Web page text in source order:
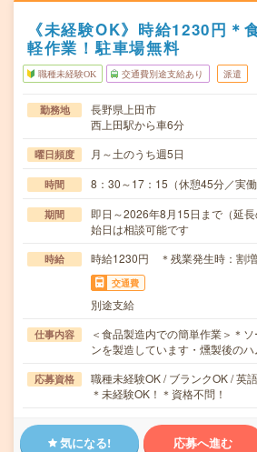
《未経験OK》時給1230円＊
軽作業！駐車場無料
職種未経験OK 交通費別途支給あり 派遣
勤務地
長野県上田市
西上田駅から車6分
曜日頻度 月～土のうち週5日
時間 8：30～17：15（休憩45分／実働
期間
即日～2026年8月15日まで（延
始日は相談可能です
時給 時給1230円 ＊残業発生時：割
交通費
別途支給
仕事内容
＜食品製造内での簡単作業＞＊
ンを製造しています・燻製後の
応募資格
職種未経験OK / ブランクOK / 英
＊未経験OK！＊資格不問！
気になる! 応募へ進む